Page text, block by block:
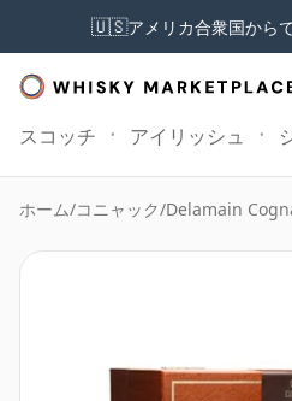
🇺🇸アメリカ合衆国から
スコッチ アイリッシュ
ホーム/コニャック/Delamain